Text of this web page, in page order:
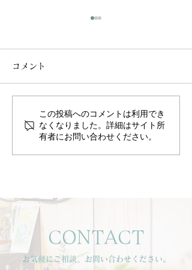
【🌿季節の変わり目にお
すすめ＊アロマで免疫ケ
コメント
この投稿へのコメントは利用でき
なくなりました。詳細はサイト所
有者にお問い合わせください。
CONTACT
お気軽にご相談、お問い合わせください。